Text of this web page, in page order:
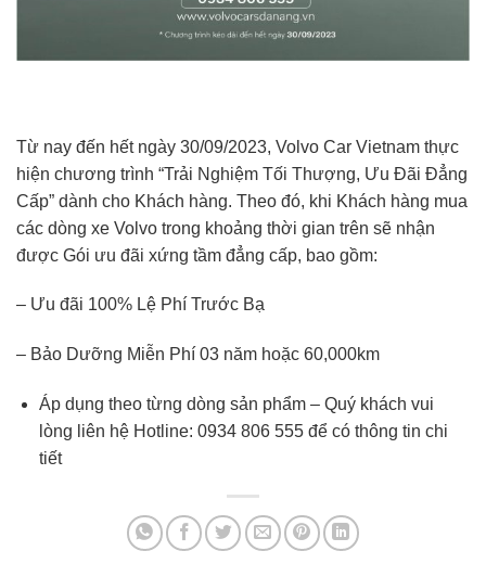
Từ nay đến hết ngày 30/09/2023, Volvo Car Vietnam thực
hiện chương trình “Trải Nghiệm Tối Thượng, Ưu Đãi Đẳng
Cấp” dành cho Khách hàng. Theo đó, khi Khách hàng mua
các dòng xe Volvo trong khoảng thời gian trên sẽ nhận
được Gói ưu đãi xứng tầm đẳng cấp, bao gồm:
– Ưu đãi 100% Lệ Phí Trước Bạ
– Bảo Dưỡng Miễn Phí 03 năm hoặc 60,000km
Áp dụng theo từng dòng sản phẩm – Quý khách vui
lòng liên hệ Hotline: 0934 806 555 để có thông tin chi
tiết